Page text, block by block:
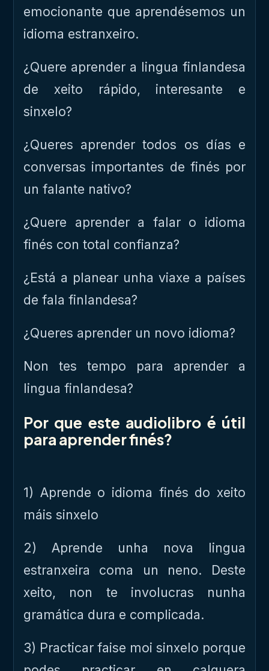
emocionante que aprendésemos un
idioma estranxeiro.
¿Quere aprender a lingua finlandesa
de xeito rápido, interesante e
sinxelo?
¿Queres aprender todos os días e
conversas importantes de finés por
un falante nativo?
¿Quere aprender a falar o idioma
finés con total confianza?
¿Está a planear unha viaxe a países
de fala finlandesa?
¿Queres aprender un novo idioma?
Non tes tempo para aprender a
lingua finlandesa?
Por que este audiolibro é útil
para aprender finés?
1) Aprende o idioma finés do xeito
máis sinxelo
2) Aprende unha nova lingua
estranxeira coma un neno. Deste
xeito, non te involucras nunha
gramática dura e complicada.
3) Practicar faise moi sinxelo porque